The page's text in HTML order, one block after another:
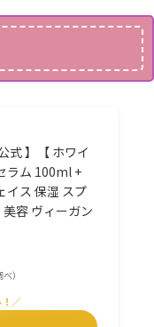
式 】【 ホワイ
ラム 100ml +
イス 保湿 スプ
容 ヴィーガン
）
／